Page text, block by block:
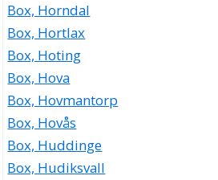
Box, Horndal
Box, Hortlax
Box, Hoting
Box, Hova
Box, Hovmantorp
Box, Hovås
Box, Huddinge
Box, Hudiksvall